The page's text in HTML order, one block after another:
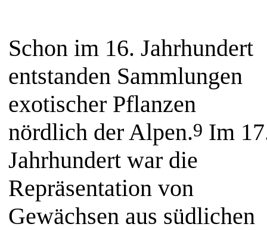
Schon im 16. Jahrhundert
entstanden Sammlungen
exotischer Pflanzen
nördlich der Alpen.9 Im
Jahrhundert war die
Repräsentation von
Gewächsen aus südlichen